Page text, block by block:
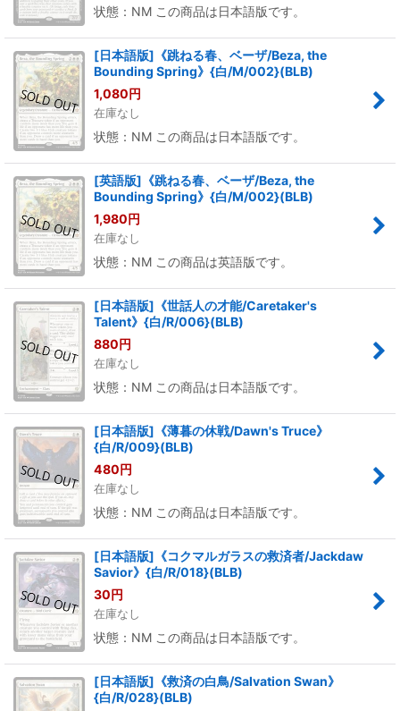
状態：NM この商品は日本語版です。
[日本語版]《跳ねる春、ベーザ/Beza, the
Bounding Spring》{白/M/002}(BLB)
1,080円
在庫なし
状態：NM この商品は日本語版です。
[英語版]《跳ねる春、ベーザ/Beza, the
Bounding Spring》{白/M/002}(BLB)
1,980円
在庫なし
状態：NM この商品は英語版です。
[日本語版]《世話人の才能/Caretaker's
Talent》{白/R/006}(BLB)
880円
在庫なし
状態：NM この商品は日本語版です。
[日本語版]《薄暮の休戦/Dawn's Truce》
{白/R/009}(BLB)
480円
在庫なし
状態：NM この商品は日本語版です。
[日本語版]《コクマルガラスの救済者/Jackdaw
Savior》{白/R/018}(BLB)
30円
在庫なし
状態：NM この商品は日本語版です。
[日本語版]《救済の白鳥/Salvation Swan》
{白/R/028}(BLB)